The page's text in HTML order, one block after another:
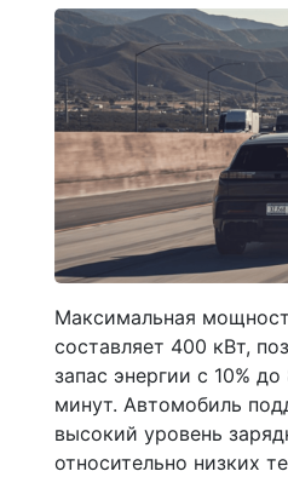
Максимальная
составляет 400 кВт,
запас энергии с 10%
минут. Автомобиль
высокий уровень
относительно низких